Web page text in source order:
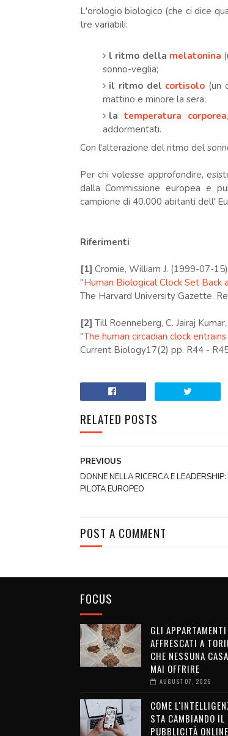
L'orologio biologico (che ci dice
tre variabili:
l ritmo della melatonina
sonno-veglia;
il ritmo del cortisolo (un
mattino e minore la sera;
la temperatura corporea
addormentati.
Con l'alterazione del ritmo del
Per chi volesse approfondire,
dalla Commissione europea e
campione di 40.000 abitanti dell'
Riferimenti
[1] Cromie, William J. (1999-07-
"Human Biological Clock Set Back
The Harvard University Gazette.
[2] Till Roenneberg, C. Jairaj
"The human circadian clock
Current Biology17(2) pp. R44 -
RELATED POSTS
PREVIOUS
DONNE NELLA RICERCA E
PILOTA EUROPEO
POST A COMMENT
FOCUS
GLI
AFFRESCATI A
CHE NESSUNA
MAI OFFRIRE
AUGUST 07, 2026
COME
STA CAMBIANDO IL
PUBBLICITÀ ONLINE